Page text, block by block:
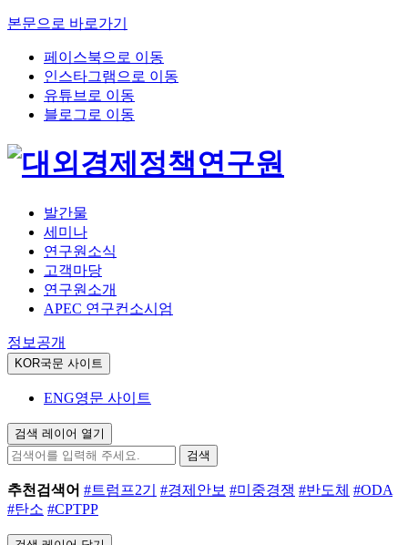
본문으로 바로가기
페이스북으로 이동
인스타그램으로 이동
유튜브로 이동
블로그로 이동
발간물
세미나
연구원소식
고객마당
연구원소개
APEC 연구컨소시엄
정보공개
KOR국문 사이트
ENG영문 사이트
검색 레이어 열기
검색
추천검색어 #트럼프2기 #경제안보 #미중경쟁 #반도체 #ODA
#탄소 #CPTPP